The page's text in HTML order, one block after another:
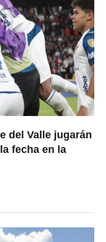
del Valle jugarán
fecha en la